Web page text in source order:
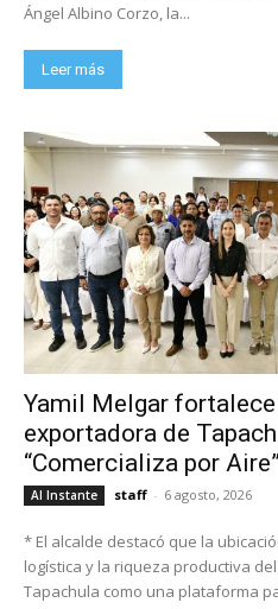
Ángel Albino Corzo, la...
Leer más
Yamil Melgar
exportadora de
“Comercializa por Aire”
Al Instante staff - 6 agosto, 2026
* El alcalde destacó que la
logística y la riqueza productiva
Tapachula como una plataforma